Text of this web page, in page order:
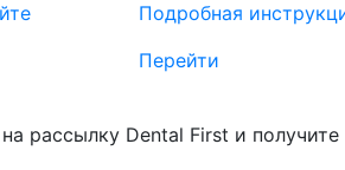
Подробная
Перейти
рассылку Dental First и